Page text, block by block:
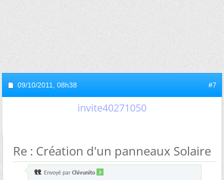
09/10/2011, 08h38 #7
invite40271050
Re : Création d'un panneaux Solaire
Envoyé par Chivunito